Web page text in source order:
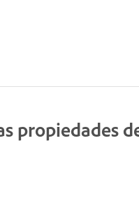
propiedades